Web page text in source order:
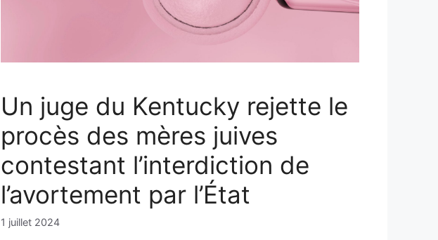
Un juge du Kentucky rejette le
procès des mères juives
contestant l’interdiction de
l’avortement par l’État
1 juillet 2024